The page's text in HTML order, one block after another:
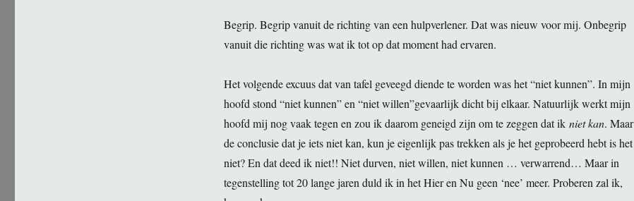
Begrip. Begrip vanuit de richting van een hulpverlener. Dat was nieuw voor mij. Onbegrip
vanuit die richting was wat ik tot op dat moment had ervaren.
Het volgende excuus dat van tafel geveegd diende te worden was het “niet kunnen”. In mijn
hoofd stond “niet kunnen” en “niet willen”gevaarlijk dicht bij elkaar. Natuurlijk werkt mijn
hoofd mij nog vaak tegen en zou ik daarom geneigd zijn om te zeggen dat ik niet kan. Maar
de conclusie dat je iets niet kan, kun je eigenlijk pas trekken als je het geprobeerd hebt is het
niet? En dat deed ik niet!! Niet durven, niet willen, niet kunnen … verwarrend… Maar in
tegenstelling tot 20 lange jaren duld ik in het Hier en Nu geen ‘nee’ meer. Proberen zal ik,